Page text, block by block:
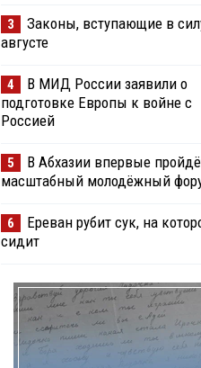
3
Законы, вступающие в
августе
4
В МИД России заявили о
подготовке Европы к войне с
Россией
5
В Абхазии впервые
масштабный молодёжный
6
Ереван рубит сук, на
сидит